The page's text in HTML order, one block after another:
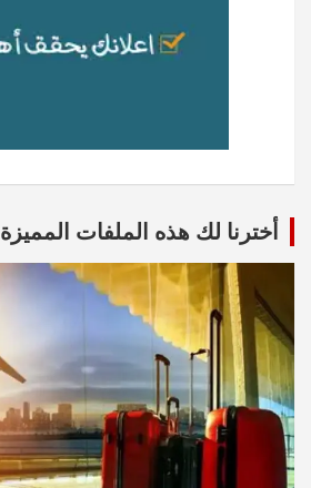
أخترنا لك هذه الملفات المميزة